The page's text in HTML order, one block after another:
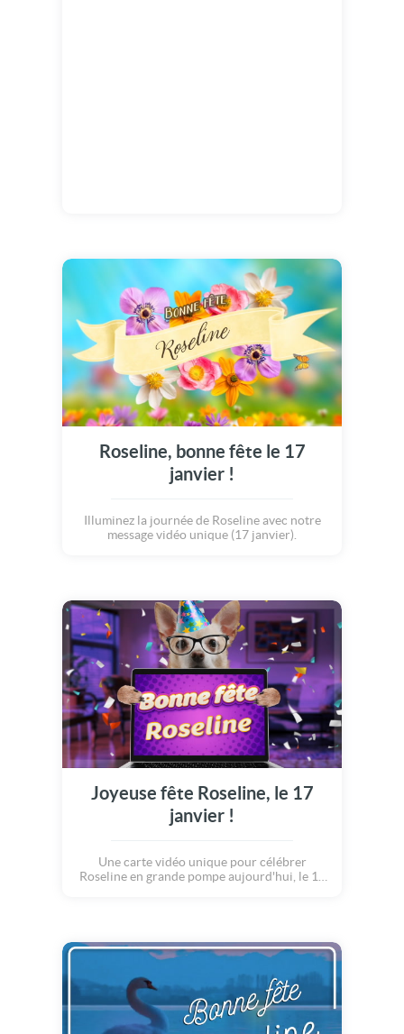
Roseline, bonne fête le 17
janvier !
Illuminez la journée de Roseline avec notre
message vidéo unique (17 janvier).
Joyeuse fête Roseline, le 17
janvier !
Une carte vidéo unique pour célébrer
Roseline en grande pompe aujourd'hui, le 17